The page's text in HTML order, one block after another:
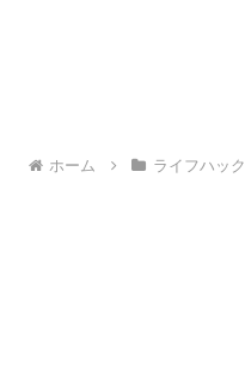
ホーム ライフハック